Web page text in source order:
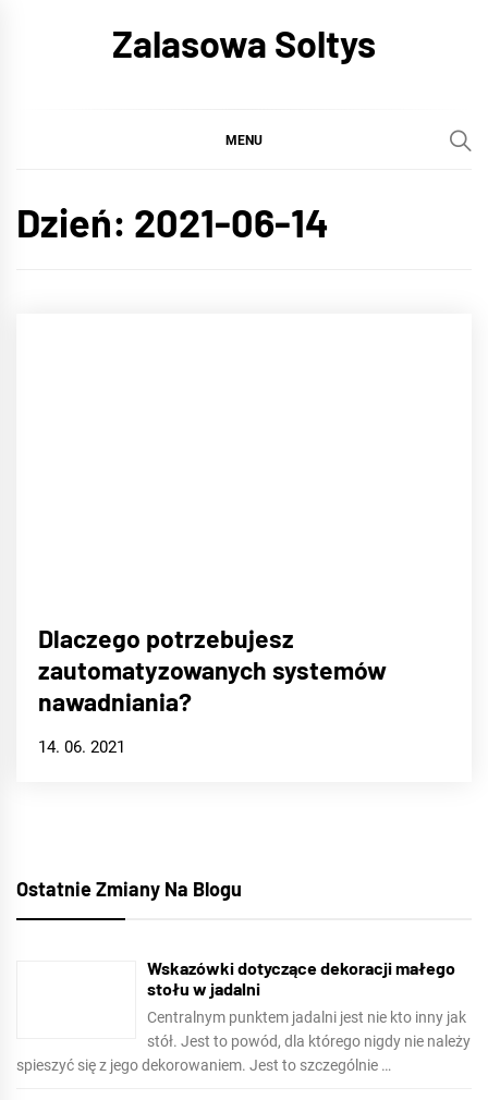
Zalasowa Soltys
MENU
Dzień: 2021-06-14
Dlaczego potrzebujesz
zautomatyzowanych systemów
nawadniania?
14. 06. 2021
Ostatnie Zmiany Na Blogu
Wskazówki dotyczące dekoracji małego
stołu w jadalni
Centralnym punktem jadalni jest nie kto inny jak
stół. Jest to powód, dla którego nigdy nie należy
spieszyć się z jego dekorowaniem. Jest to szczególnie …